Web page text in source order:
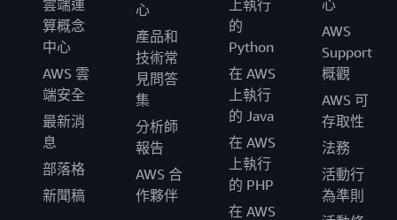
雲端運
算概念
中心
AWS 雲
端安全
最新消
息
部落格
新聞稿
心
產品和
技術常
見問答
集
分析師
報告
AWS 合
作夥伴
上執行
的
Python
在 AWS
上執行
的 Java
在 AWS
上執行
的 PHP
在 AWS
心
AWS
Support
概觀
AWS 可
存取性
法務
活動行
為準則